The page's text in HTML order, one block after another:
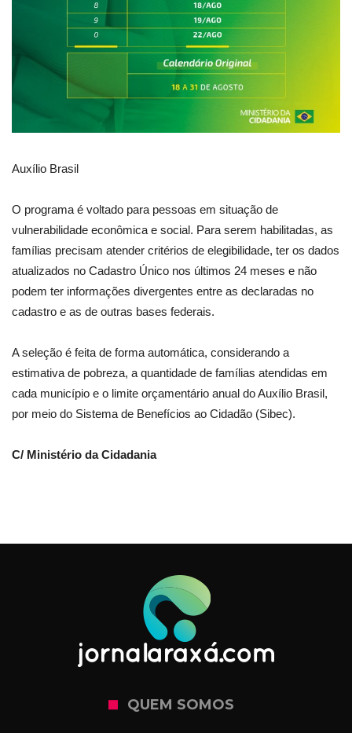
Auxílio Brasil
O programa é voltado para pessoas em situação de
vulnerabilidade econômica e social. Para serem habilitadas, as
famílias precisam atender critérios de elegibilidade, ter os dados
atualizados no Cadastro Único nos últimos 24 meses e não
podem ter informações divergentes entre as declaradas no
cadastro e as de outras bases federais.
A seleção é feita de forma automática, considerando a
estimativa de pobreza, a quantidade de famílias atendidas em
cada município e o limite orçamentário anual do Auxílio Brasil,
por meio do Sistema de Benefícios ao Cidadão (Sibec).
C/ Ministério da Cidadania
QUEM SOMOS